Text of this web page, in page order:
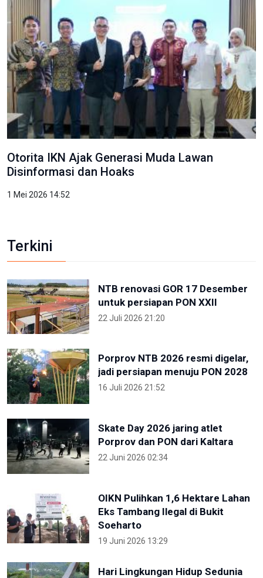
Otorita IKN Ajak Generasi Muda Lawan
Disinformasi dan Hoaks
1 Mei 2026 14:52
Terkini
NTB renovasi GOR 17 Desember
untuk persiapan PON XXII
22 Juli 2026 21:20
Porprov NTB 2026 resmi digelar,
jadi persiapan menuju PON 2028
16 Juli 2026 21:52
Skate Day 2026 jaring atlet
Porprov dan PON dari Kaltara
22 Juni 2026 02:34
OIKN Pulihkan 1,6 Hektare Lahan
Eks Tambang Ilegal di Bukit
Soeharto
19 Juni 2026 13:29
Hari Lingkungan Hidup Sedunia